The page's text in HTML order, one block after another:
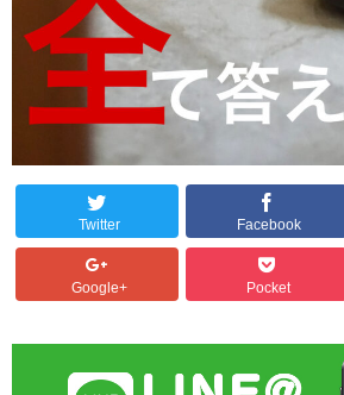
Twitter Facebook
Google+ Pocket